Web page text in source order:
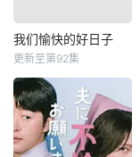
我们愉快的好日子
更新至第92集